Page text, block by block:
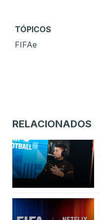
TÓPICOS
FIFAe
RELACIONADOS